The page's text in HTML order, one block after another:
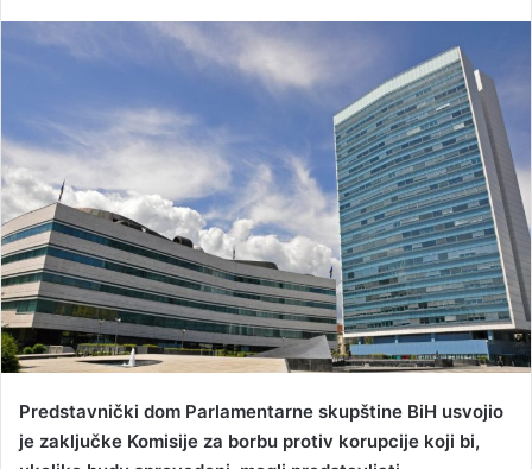
n
e
a
i
l
Predstavnički dom Parlamentarne skupštine BiH usvojio
je zaključke Komisije za borbu protiv korupcije koji bi,